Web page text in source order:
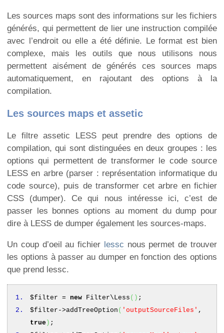
Les sources maps sont des informations sur les fichiers
générés, qui permettent de lier une instruction compilée
avec l’endroit ou elle a été définie. Le format est bien
complexe, mais les outils que nous utilisons nous
permettent aisément de générés ces sources maps
automatiquement, en rajoutant des options à la
compilation.
Les sources maps et assetic
Le filtre assetic LESS peut prendre des options de
compilation, qui sont distinguées en deux groupes : les
options qui permettent de transformer le code source
LESS en arbre (parser : représentation informatique du
code source), puis de transformer cet arbre en fichier
CSS (dumper). Ce qui nous intéresse ici, c’est de
passer les bonnes options au moment du dump pour
dire à LESS de dumper également les sources-maps.
Un coup d’oeil au fichier lessc nous permet de trouver
les options à passer au dumper en fonction des options
que prend lessc.
$filter = new Filter\Less ( ) ;
$filter ->addTreeOption ( 'outputSourceFiles' ,
true ) ;